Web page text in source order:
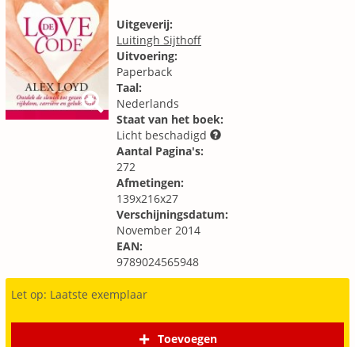
Uitgeverij:
Luitingh Sijthoff
Uitvoering:
Paperback
Taal:
Nederlands
Staat van het boek:
Licht beschadigd
Aantal Pagina's:
272
Afmetingen:
139x216x27
Verschijningsdatum:
November 2014
EAN:
9789024565948
Let op: Laatste exemplaar
Toevoegen